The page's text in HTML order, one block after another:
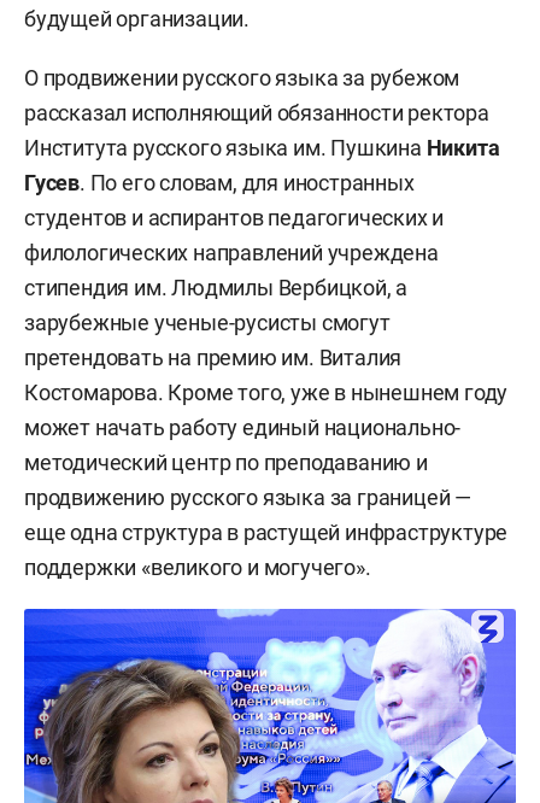
будущей организации.
О продвижении русского языка за рубежом
рассказал исполняющий обязанности ректора
Института русского языка им. Пушкина Никита
Гусев. По его словам, для иностранных
студентов и аспирантов педагогических и
филологических направлений учреждена
стипендия им. Людмилы Вербицкой, а
зарубежные ученые-русисты смогут
претендовать на премию им. Виталия
Костомарова. Кроме того, уже в нынешнем году
может начать работу единый национально-
методический центр по преподаванию и
продвижению русского языка за границей —
еще одна структура в растущей инфраструктуре
поддержки «великого и могучего».